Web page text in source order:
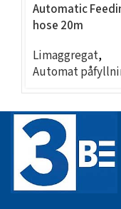
Automatic
hose 20m
Limaggregat,
Automat